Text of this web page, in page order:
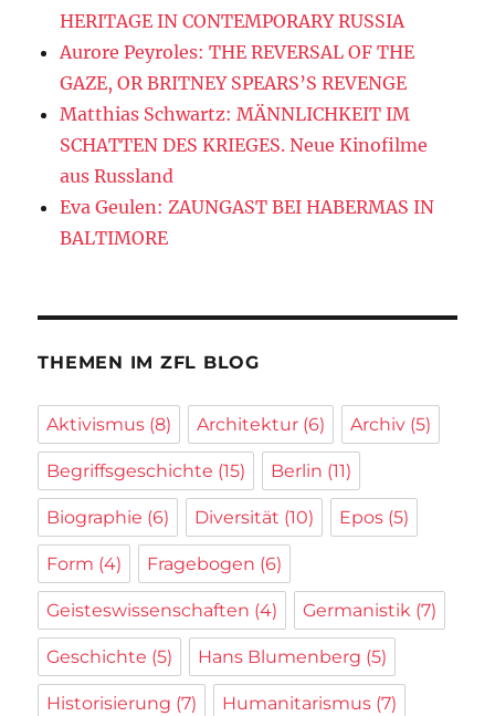
HERITAGE IN CONTEMPORARY RUSSIA
Aurore Peyroles: THE REVERSAL OF THE
GAZE, OR BRITNEY SPEARS’S REVENGE
Matthias Schwartz: MÄNNLICHKEIT IM
SCHATTEN DES KRIEGES. Neue Kinofilme
aus Russland
Eva Geulen: ZAUNGAST BEI HABERMAS IN
BALTIMORE
THEMEN IM ZFL BLOG
Aktivismus (8) Architektur (6) Archiv (5)
Begriffsgeschichte (15) Berlin (11)
Biographie (6) Diversität (10) Epos (5)
Form (4) Fragebogen (6)
Geisteswissenschaften (4) Germanistik (7)
Geschichte (5) Hans Blumenberg (5)
Historisierung (7) Humanitarismus (7)